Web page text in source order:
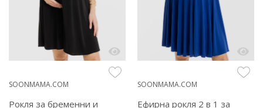
SOONMAMA.COM
Рокля за бременни и
SOONMAMA.COM
Ефирна рокля 2 в 1 за